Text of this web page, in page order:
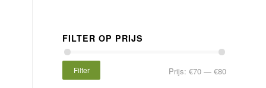
FILTER OP PRIJS
Filter Prijs: €70 — €80